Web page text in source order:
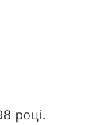
році.